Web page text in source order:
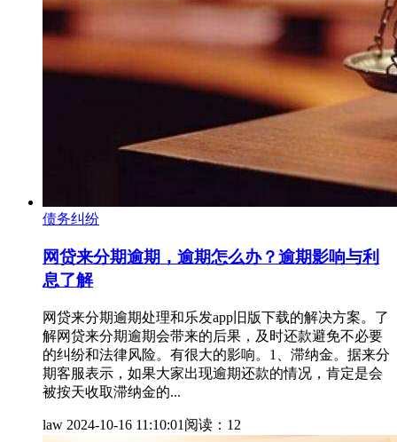
债务纠纷
网贷来分期逾期，逾期怎么办？逾期影响与利
息了解
网贷来分期逾期处理和乐发app旧版下载的解决方案。了
解网贷来分期逾期会带来的后果，及时还款避免不必要
的纠纷和法律风险。有很大的影响。1、滞纳金。据来分
期客服表示，如果大家出现逾期还款的情况，肯定是会
被按天收取滞纳金的...
law 2024-10-16 11:10:01 阅读：12